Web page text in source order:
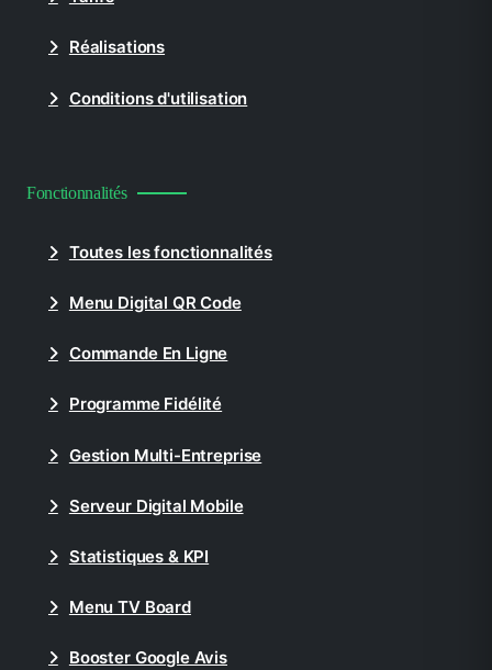
Réalisations
Conditions d'utilisation
Fonctionnalités
Toutes les fonctionnalités
Menu Digital QR Code
Commande En Ligne
Programme Fidélité
Gestion Multi-Entreprise
Serveur Digital Mobile
Statistiques & KPI
Menu TV Board
Booster Google Avis